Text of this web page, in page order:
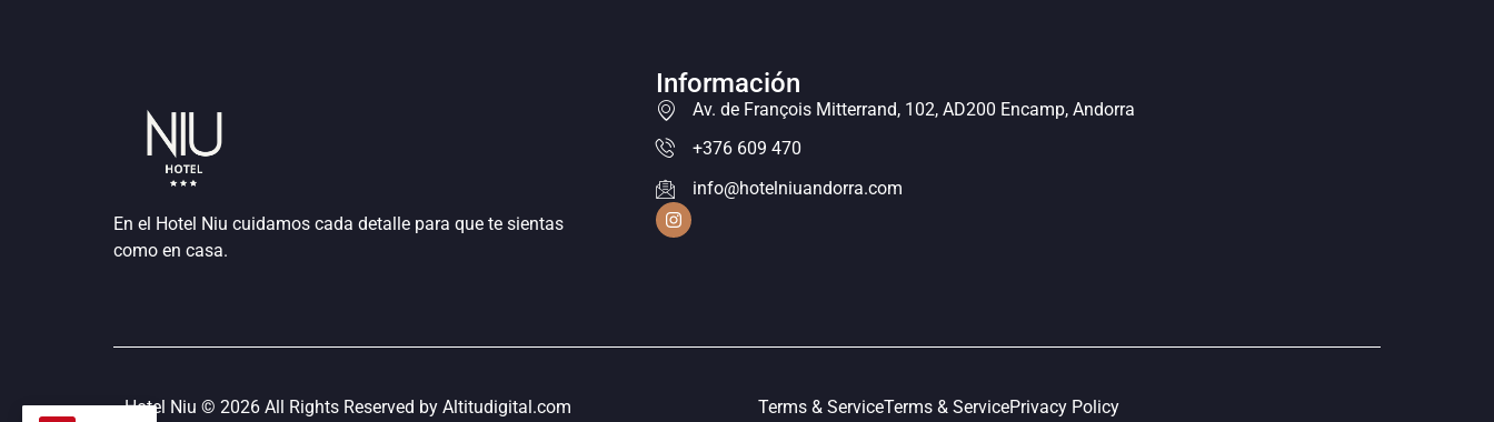
En el Hotel Niu cuidamos cada detalle para que te sientas
como en casa.
Información
Av. de François Mitterrand, 102, AD200 Encamp, Andorra
+376 609 470
info@hotelniuandorra.com
Hotel Niu © 2026 All Rights Reserved by Altitudigital.com Terms & ServiceTerms & ServicePrivacy Policy